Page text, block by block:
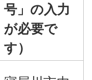
号」の入力
が必要で
す）